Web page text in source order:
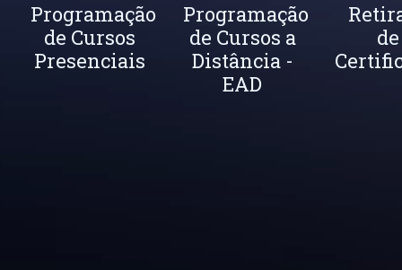
Seja um
Instrutor
Inscrição
Newsletter
Programação
de Cursos
Presenciais
Programação
de Cursos a
Distância -
EAD
de